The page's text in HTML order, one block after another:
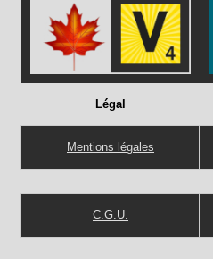
Légal
Mentions légales
C.G.U.